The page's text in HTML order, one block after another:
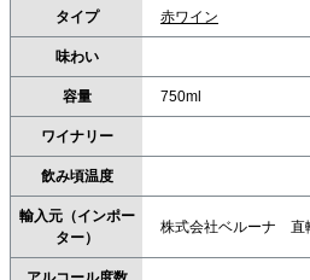
タイプ 赤ワイン
味わい
容量 750ml
ワイナリー
飲み頃温度
輸入元（インポー
ター）
株式会社ベルーナ 直